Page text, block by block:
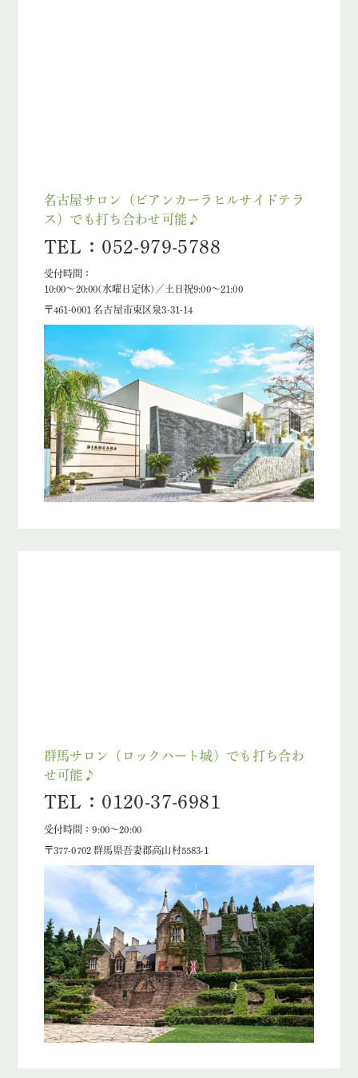
名古屋サロン（ビアンカーラヒルサイドテラ
ス）でも打ち合わせ可能♪
TEL：052-979-5788
受付時間：
10:00～20:00(水曜日定休)／土日祝9:00～21:00
〒461-0001 名古屋市東区泉3-31-14
群馬サロン（ロックハート城）でも打ち合わ
せ可能♪
TEL：0120-37-6981
受付時間：9:00～20:00
〒377-0702 群馬県吾妻郡高山村5583-1